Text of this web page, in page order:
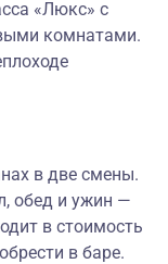
«Люкс» с
комнатами.
в две смены.
обед и ужин —
в стоимость
в баре.